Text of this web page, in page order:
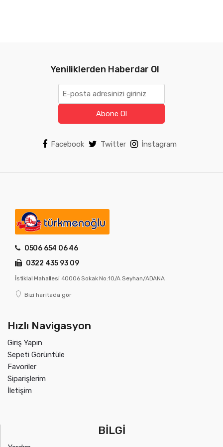
Yeniliklerden Haberdar Ol
Abone Ol
Facebook Twitter İnstagram
0506 654 06 46
0322 435 93 09
İstiklal Mahallesi 40006 Sokak No:10/A Seyhan/ADANA
Bizi haritada gör
Hızlı Navigasyon
Giriş Yapın
Sepeti Görüntüle
Favoriler
Siparişlerim
İletişim
BİLGİ